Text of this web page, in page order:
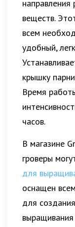
веществ.
всем
удобный,
крышку
Время
часов.
В магазине
гроверы
для
оснащен
для
выращивания